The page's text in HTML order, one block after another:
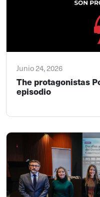
Junio 24, 2026
The protagonistas
episodio